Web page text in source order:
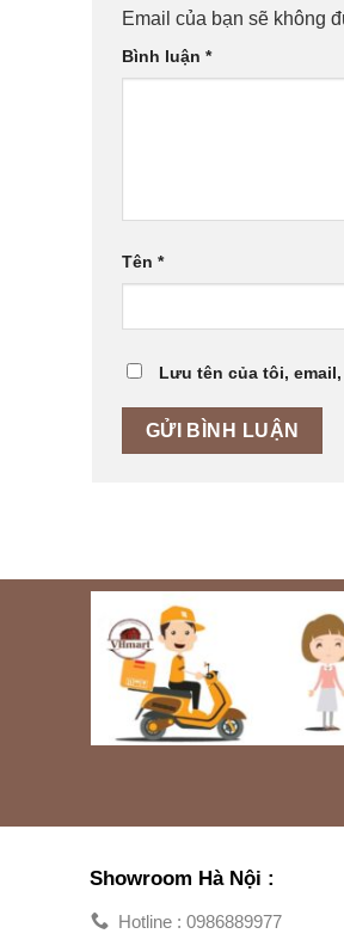
Email của bạn sẽ không
Bình luận *
Tên *
Lưu tên của tôi,
Showroom Hà Nội :
Hotline : 0986889977